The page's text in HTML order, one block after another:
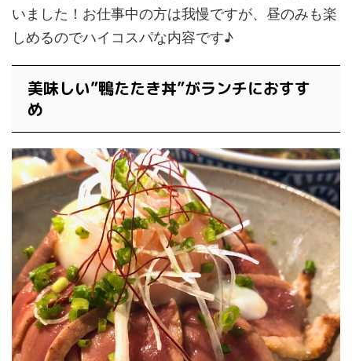
いました！お仕事中の方は我慢ですが、昼のみも楽
しめるのでハイコスパな内容です♪
美味しい”鴨たたき丼”がランチにおすす
め